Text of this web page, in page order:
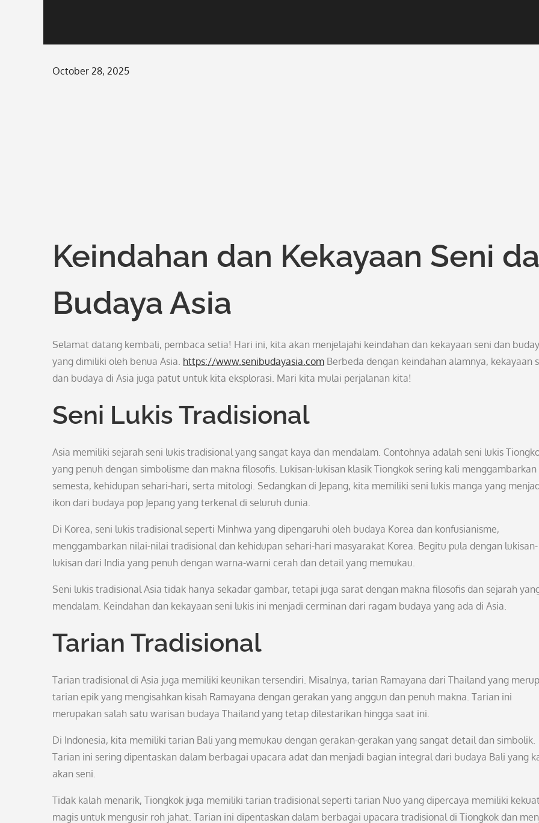
Posted
October 28, 2025
Keindahan dan Kekayaan Seni
Budaya Asia
Selamat datang kembali, pembaca setia! Hari ini, kita akan menjelajahi keindahan dan kekayaan seni dan
yang dimiliki oleh benua Asia. https://www.senibudayasia.com Berbeda dengan keindahan alamnya, kekayaan
dan budaya di Asia juga patut untuk kita eksplorasi. Mari kita mulai perjalanan kita!
Seni Lukis Tradisional
Asia memiliki sejarah seni lukis tradisional yang sangat kaya dan mendalam. Contohnya adalah seni lukis
yang penuh dengan simbolisme dan makna filosofis. Lukisan-lukisan klasik Tiongkok sering kali
semesta, kehidupan sehari-hari, serta mitologi. Sedangkan di Jepang, kita memiliki seni lukis manga yang
ikon dari budaya pop Jepang yang terkenal di seluruh dunia.
Di Korea, seni lukis tradisional seperti Minhwa yang dipengaruhi oleh budaya Korea dan konfusianisme,
menggambarkan nilai-nilai tradisional dan kehidupan sehari-hari masyarakat Korea. Begitu pula dengan lukisan-
lukisan dari India yang penuh dengan warna-warni cerah dan detail yang memukau.
Seni lukis tradisional Asia tidak hanya sekadar gambar, tetapi juga sarat dengan makna filosofis dan sejarah
mendalam. Keindahan dan kekayaan seni lukis ini menjadi cerminan dari ragam budaya yang ada di Asia.
Tarian Tradisional
Tarian tradisional di Asia juga memiliki keunikan tersendiri. Misalnya, tarian Ramayana dari Thailand yang
tarian epik yang mengisahkan kisah Ramayana dengan gerakan yang anggun dan penuh makna. Tarian ini
merupakan salah satu warisan budaya Thailand yang tetap dilestarikan hingga saat ini.
Di Indonesia, kita memiliki tarian Bali yang memukau dengan gerakan-gerakan yang sangat detail dan simbolik.
Tarian ini sering dipentaskan dalam berbagai upacara adat dan menjadi bagian integral dari budaya Bali yang
akan seni.
Tidak kalah menarik, Tiongkok juga memiliki tarian tradisional seperti tarian Nuo yang dipercaya memiliki
magis untuk mengusir roh jahat. Tarian ini dipentaskan dalam berbagai upacara tradisional di Tiongkok dan